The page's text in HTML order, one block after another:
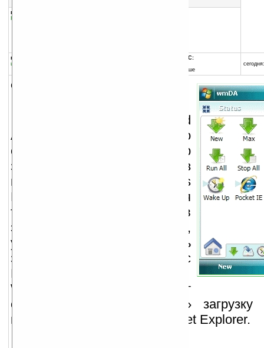
группы программы:
Коммуникации и сети
программа:
шареварная
совместима с Pocket PC:
Windows Mobile 5.0 и выше
описание:
WinMobile Download
Accelerator (WMDA) — это
оптимизированный менеджер
загрузки файлов из
интернета для Windows
Mobile 5/6. Многопоточная
технология, внедренная в
этом приложении,
увеличивает скорость
загрузки файлов с
HTTP/HTTPS/FTP-серверов.
WMDA обеспечивает
одновременную и «умную» загрузку
интегрируется в Pocket Internet Explorer.